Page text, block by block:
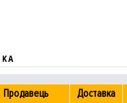
Продавець Доставка